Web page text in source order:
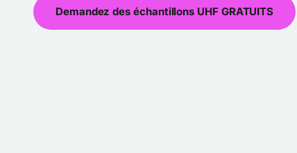
Demandez des échantillons UHF GRATUITS